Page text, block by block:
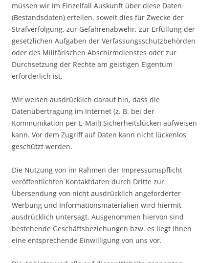
müssen wir im Einzelfall Auskunft über diese Daten
(Bestandsdaten) erteilen, soweit dies für Zwecke der
Strafverfolgung, zur Gefahrenabwehr, zur Erfüllung der
gesetzlichen Aufgaben der Verfassungsschutzbehörden
oder des Militärischen Abschirmdienstes oder zur
Durchsetzung der Rechte am geistigen Eigentum
erforderlich ist.
Wir weisen ausdrücklich darauf hin, dass die
Datenübertragung im Internet (z. B. bei der
Kommunikation per E-Mail) Sicherheitslücken aufweisen
kann. Vor dem Zugriff auf Daten kann nicht lückenlos
geschützt werden.
Die Nutzung von im Rahmen der Impressumspflicht
veröffentlichten Kontaktdaten durch Dritte zur
Übersendung von nicht ausdrücklich angeforderter
Werbung und Informationsmaterialien wird hiermit
ausdrücklich untersagt. Ausgenommen hiervon sind
bestehende Geschäftsbeziehungen bzw. es liegt Ihnen
eine entsprechende Einwilligung von uns vor.